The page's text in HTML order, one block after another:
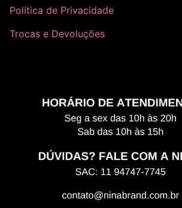
Política de Privacidade
Trocas e Devoluções